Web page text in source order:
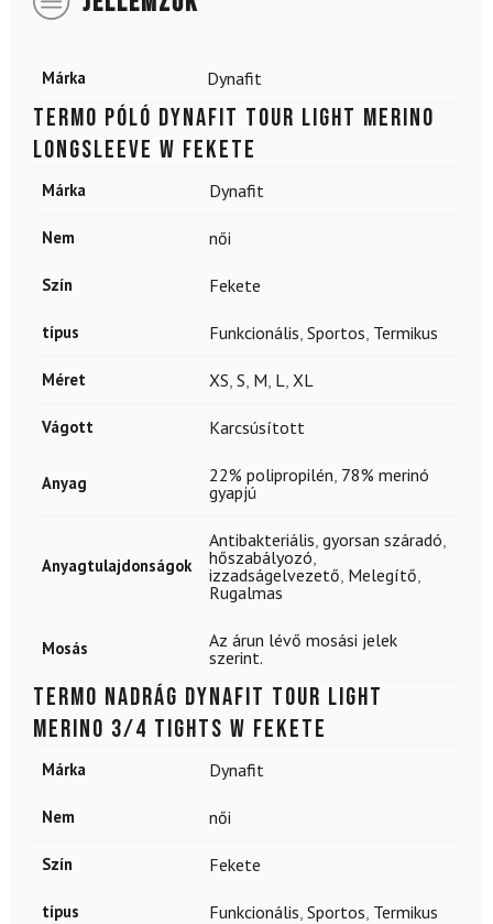
Márka Dynafit
Termo póló DYNAFIT Tour Light Merino
Longsleeve W Fekete
Márka Dynafit
Nem női
Szín Fekete
típus Funkcionális Sportos Termikus
Méret XS S M L XL
Vágott Karcsúsított
Anyag 22% polipropilén 78% merinó
gyapjú
Anyagtulajdonságok
Antibakteriális gyorsan száradó
hőszabályozó
izzadságelvezető Melegítő
Rugalmas
Mosás
Az árun lévő mosási jelek
szerint.
Termo nadrág DYNAFIT Tour Light
Merino 3/4 Tights W Fekete
Márka Dynafit
Nem női
Szín Fekete
típus Funkcionális Sportos Termikus